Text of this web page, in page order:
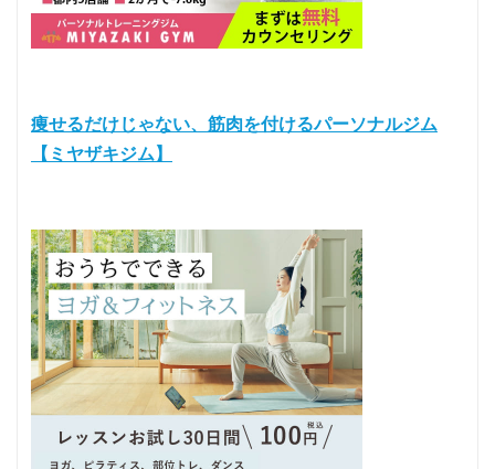
痩せるだけじゃない、筋肉を付けるパーソナルジム
【ミヤザキジム】